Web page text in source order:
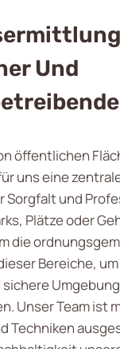
Und
öffentlichen
uns eine
Sorgfalt und
Plätze oder
die
Bereiche,
Unser Team ist
Techniken